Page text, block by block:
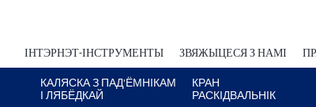
ІНТЭРНЭТ-ІНСТРУМЕНТЫ ЗВЯЖЫЦЕСЯ З НАМІ
КАЛЯСКА З ПАД'ЁМНІКАМ
І ЛЯБЁДКАЙ
КРАН
РАСКІДВАЛЬНІК